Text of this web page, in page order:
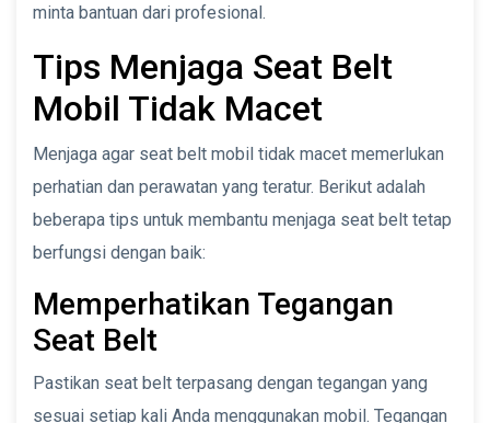
minta bantuan dari profesional.
Tips Menjaga Seat Belt
Mobil Tidak Macet
Menjaga agar seat belt mobil tidak macet memerlukan
perhatian dan perawatan yang teratur. Berikut adalah
beberapa tips untuk membantu menjaga seat belt tetap
berfungsi dengan baik:
Memperhatikan Tegangan
Seat Belt
Pastikan seat belt terpasang dengan tegangan yang
sesuai setiap kali Anda menggunakan mobil. Tegangan